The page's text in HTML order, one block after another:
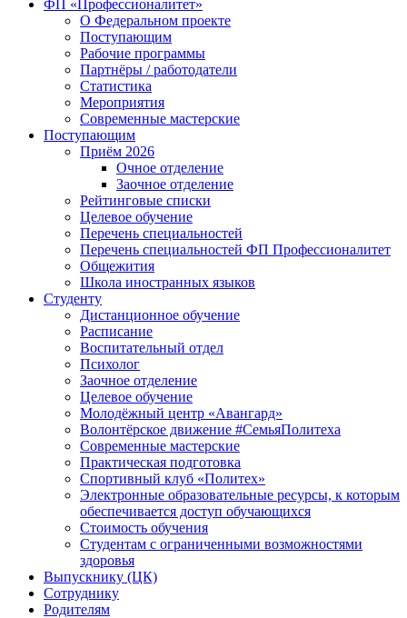
ФП «Профессионалитет»
О Федеральном проекте
Поступающим
Рабочие программы
Партнёры / работодатели
Статистика
Мероприятия
Современные мастерские
Поступающим
Приём 2026
Очное отделение
Заочное отделение
Рейтинговые списки
Целевое обучение
Перечень специальностей
Перечень специальностей ФП Профессионалитет
Общежития
Школа иностранных языков
Студенту
Дистанционное обучение
Расписание
Воспитательный отдел
Психолог
Заочное отделение
Целевое обучение
Молодёжный центр «Авангард»
Волонтёрское движение #СемьяПолитеха
Современные мастерские
Практическая подготовка
Спортивный клуб «Политех»
Электронные образовательные ресурсы, к которым
обеспечивается доступ обучающихся
Стоимость обучения
Студентам с ограниченными возможностями
здоровья
Выпускнику (ЦК)
Сотруднику
Родителям